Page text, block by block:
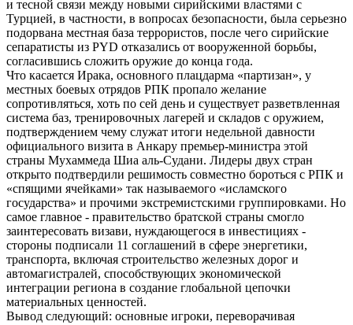
и тесной связи между новыми сирийскими властями с
Турцией, в частности, в вопросах безопасности, была серьезно
подорвана местная база террористов, после чего сирийские
сепаратисты из PYD отказались от вооруженной борьбы,
согласившись сложить оружие до конца года.
Что касается Ирака, основного плацдарма «партизан», у
местных боевых отрядов РПК пропало желание
сопротивляться, хоть по сей день и существует разветвленная
система баз, тренировочных лагерей и складов с оружием,
подтверждением чему служат итоги недельной давности
официального визита в Анкару премьер-министра этой
страны Мухаммеда Шиа аль-Судани. Лидеры двух стран
открыто подтвердили решимость совместно бороться с РПК и
«спящими ячейками» так называемого «исламского
государства» и прочими экстремистскими группировками. Но
самое главное - правительство братской страны смогло
заинтересовать визави, нуждающегося в инвестициях -
стороны подписали 11 соглашений в сфере энергетики,
транспорта, включая строительство железных дорог и
автомагистралей, способствующих экономической
интеграции региона в создание глобальной цепочки
материальных ценностей.
Вывод следующий: основные игроки, переворачивая